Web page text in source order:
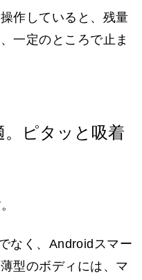
作していると、残量
一定のところで止ま
ピタッと吸着
なく、Androidスマー
型のボディには、マ